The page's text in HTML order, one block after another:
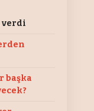
verdi
başka